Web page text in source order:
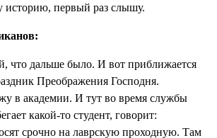
первый раз слышу.
что дальше было. И вот приближается
Преображения Господня.
в академии. И тут во время службы
какой-то студент, говорит:
срочно на лаврскую проходную. Там